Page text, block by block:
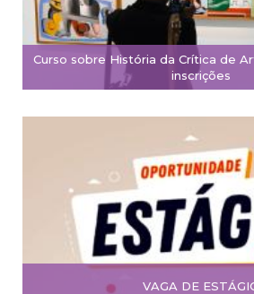
Curso sobre História da Crítica de
inscrições
VAGA DE